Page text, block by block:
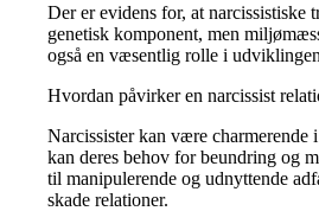
Der er evidens for, at narcissistiske
genetisk komponent, men
også en væsentlig rolle i
Hvordan påvirker en narcissist
Narcissister kan være charmerende
kan deres behov for beundring og
til manipulerende og udnyttende
skade relationer.